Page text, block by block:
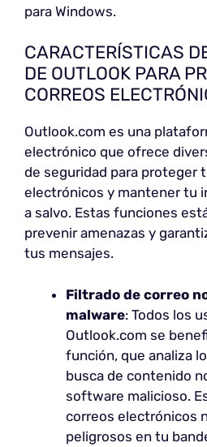
para Windows.
CARACTERÍSTICAS
DE OUTLOOK PARA
CORREOS
Outlook.com es una
electrónico que ofrece
de seguridad para proteger
electrónicos y mantener tu
a salvo. Estas funciones
prevenir amenazas y
tus mensajes.
Filtrado de correo
malware: Todos los
Outlook.com se
función, que analiza
busca de contenido
software malicioso.
correos electrónicos
peligrosos en tu